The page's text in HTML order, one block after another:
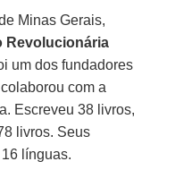
Minas Gerais,
Revolucionária
um dos fundadores
com a
Escreveu 38 livros,
livros. Seus
línguas.